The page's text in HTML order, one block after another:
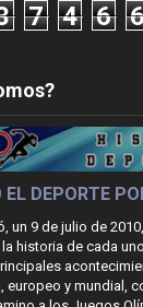
7 4 6
EL DEPORTE
un 9 de julio de
historia de cada
europeo y mundial,